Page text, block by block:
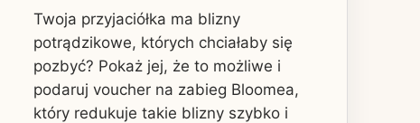
Twoja przyjaciółka ma blizny
potrądzikowe, których chciałaby się
pozbyć? Pokaż jej, że to możliwe i
podaruj voucher na zabieg Bloomea,
który redukuje takie blizny szybko i